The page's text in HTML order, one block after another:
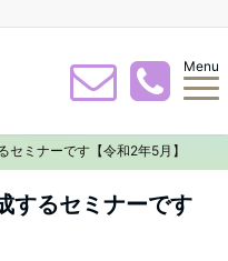
Menu
セミナーです【令和2年5月】
するセミナーです